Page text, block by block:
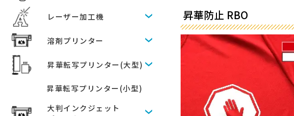
レーザー加工機
溶剤プリンター
昇華転写プリンター(大型)
昇華転写プリンター(小型)
大判インクジェット
昇華防止 RBO